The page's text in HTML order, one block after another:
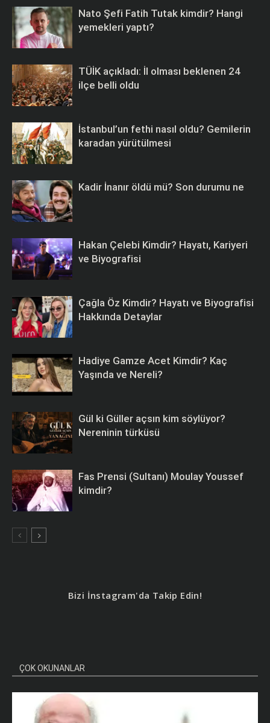
Nato Şefi Fatih Tutak kimdir? Hangi
yemekleri yaptı?
TÜİK açıkladı: İl olması beklenen 24
ilçe belli oldu
İstanbul’un fethi nasıl oldu? Gemilerin
karadan yürütülmesi
Kadir İnanır öldü mü? Son durumu ne
Hakan Çelebi Kimdir? Hayatı, Kariyeri
ve Biyografisi
Çağla Öz Kimdir? Hayatı ve Biyografisi
Hakkında Detaylar
Hadiye Gamze Acet Kimdir? Kaç
Yaşında ve Nereli?
Gül ki Güller açsın kim söylüyor?
Nereninin türküsü
Fas Prensi (Sultanı) Moulay Youssef
kimdir?
Bizi İnstagram'da Takip Edin!
ÇOK OKUNANLAR